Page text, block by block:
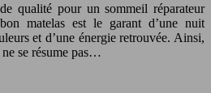
qualité pour un sommeil réparateur
matelas est le garant d’une nuit
et d’une énergie retrouvée. Ainsi,
se résume pas…